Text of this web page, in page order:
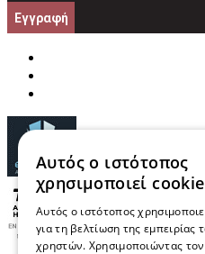
Εγγραφή
Αυτός ο ιστότοπος
χρησιμοποιεί
Αυτός ο ιστότοπος
για τη βελτίωση της εμπειρίας
χρηστών. Χρησιμοποιώντας